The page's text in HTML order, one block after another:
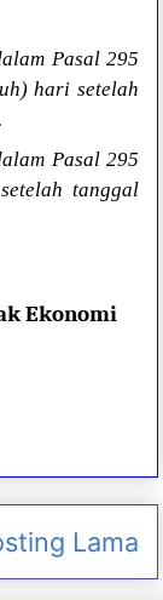
Pasal 295
hari setelah
Pasal 295
tanggal
Ekonomi
Lama